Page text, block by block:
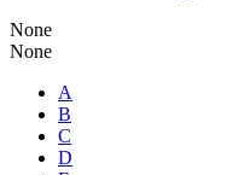
None
None
A
B
C
D